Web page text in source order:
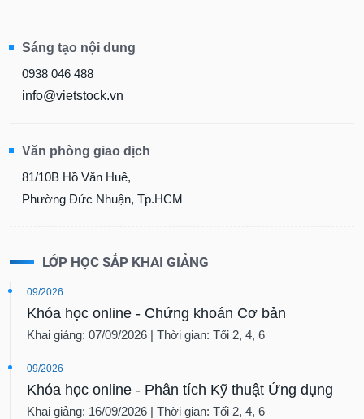
Sáng tạo nội dung
0938 046 488
info@vietstock.vn
Văn phòng giao dịch
81/10B Hồ Văn Huê,
Phường Đức Nhuận, Tp.HCM
LỚP HỌC SẮP KHAI GIẢNG
09/2026
Khóa học online - Chứng khoán Cơ bản
Khai giảng: 07/09/2026 | Thời gian: Tối 2, 4, 6
09/2026
Khóa học online - Phân tích Kỹ thuật Ứng dụng
Khai giảng: 16/09/2026 | Thời gian: Tối 2, 4, 6